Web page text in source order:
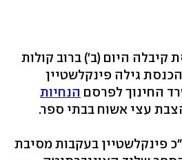
קיבלה היום (ב') ברוב קולות
גילה פינקלשטיין
החינוך לפרסם הנחיות
עצי אשוח בבתי ספר.
בעקבות מסיבת